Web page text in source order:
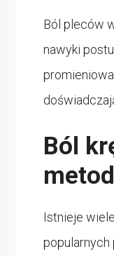
Ból pleców
nawyki
Ból
Istnieje